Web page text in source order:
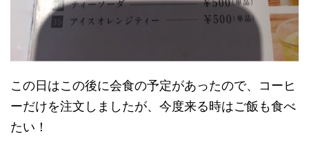
この日はこの後に会食の予定があったので、コーヒ
ーだけを注文しましたが、今度来る時はご飯も食べ
たい！